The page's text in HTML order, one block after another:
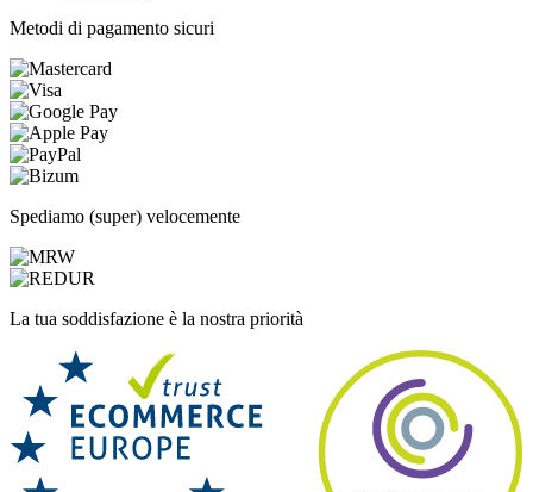
Metodi di pagamento sicuri
Spediamo (super) velocemente
La tua soddisfazione è la nostra priorità